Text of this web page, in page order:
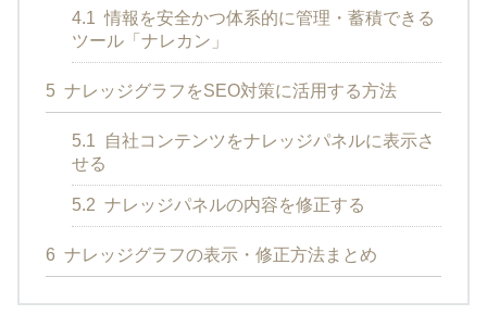
4.1 情報を安全かつ体系的に管理・蓄積できる
ツール「ナレカン」
5 ナレッジグラフをSEO対策に活用する方法
5.1
自社コンテンツをナレッジパネルに表示さ
せる
5.2 ナレッジパネルの内容を修正する
6 ナレッジグラフの表示・修正方法まとめ